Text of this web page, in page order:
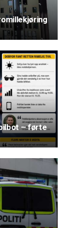
– førte